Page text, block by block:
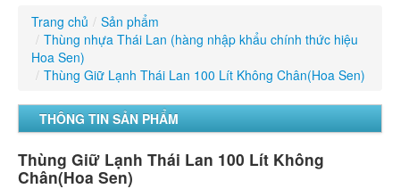
Trang chủ / Sản phẩm
/ Thùng nhựa Thái Lan (hàng nhập khẩu chính thức hiệu
Hoa Sen)
/ Thùng Giữ Lạnh Thái Lan 100 Lít Không Chân(Hoa Sen)
THÔNG TIN SẢN PHẨM
Thùng Giữ Lạnh Thái Lan 100 Lít Không
Chân(Hoa Sen)